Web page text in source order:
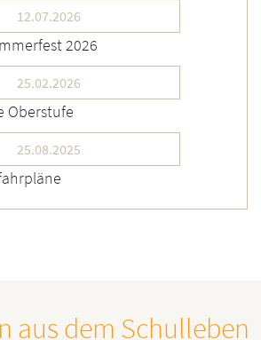
12.07.2026
2026
25.02.2026
Oberstufe
25.08.2025
aus dem Schulleben